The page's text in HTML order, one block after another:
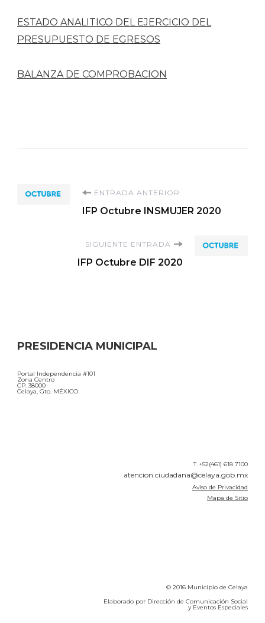
ESTADO ANALITICO DEL EJERCICIO DEL
PRESUPUESTO DE EGRESOS
BALANZA DE COMPROBACION
Navegación
entradas
ENTRADA ANTERIOR
IFP Octubre INSMUJER 2020
SIGUIENTE ENTRADA
IFP Octubre DIF 2020
PRESIDENCIA MUNICIPAL
Portal Independencia #101
Zona Centro
CP. 38000
Celaya, Gto. MÉXICO
T. +52(461) 618 7100
atencion.ciudadana@celaya.gob.mx
Aviso de Privacidad
Mapa de Sitio
© 2016 Municipio de Celaya
Elaborado por Dirección de Comunicación Social
y Eventos Especiales